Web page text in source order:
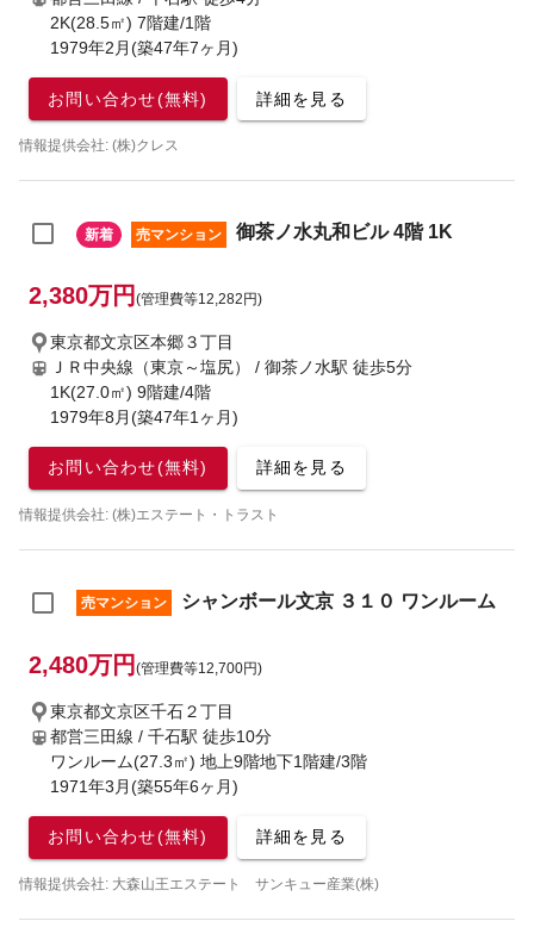
2K(28.5㎡) 7階建/1階
1979年2月(築47年7ヶ月)
お問い合わせ(無料) 詳細を見る
情報提供会社: (株)クレス
新着 売マンション 御茶ノ水丸和ビル 4階 1K
2,380万円 (管理費等12,282円)
東京都文京区本郷３丁目
ＪＲ中央線（東京～塩尻） / 御茶ノ水駅 徒歩5分
1K(27.0㎡) 9階建/4階
1979年8月(築47年1ヶ月)
お問い合わせ(無料) 詳細を見る
情報提供会社: (株)エステート・トラスト
売マンション シャンボール文京 ３１０ ワンルーム
2,480万円 (管理費等12,700円)
東京都文京区千石２丁目
都営三田線 / 千石駅 徒歩10分
ワンルーム(27.3㎡) 地上9階地下1階建/3階
1971年3月(築55年6ヶ月)
お問い合わせ(無料) 詳細を見る
情報提供会社: 大森山王エステート サンキュー産業(株)